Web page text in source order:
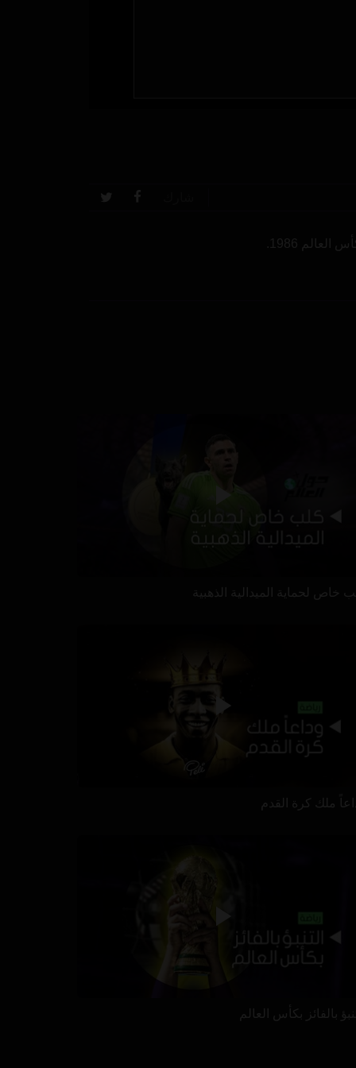
1986.
خاص لحماية الميدالية الذهبية
ملك كرة القدم
بالفائز بكأس العالم